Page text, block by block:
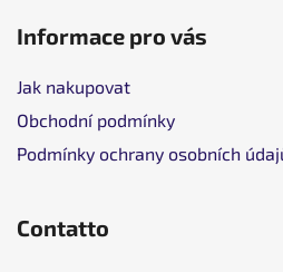
Informace pro vás
Jak nakupovat
Obchodní podmínky
Podmínky ochrany osobních
Contatto